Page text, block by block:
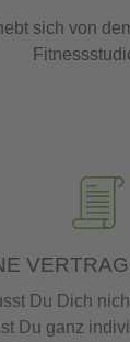
sich von
Du Dich
Du ganz